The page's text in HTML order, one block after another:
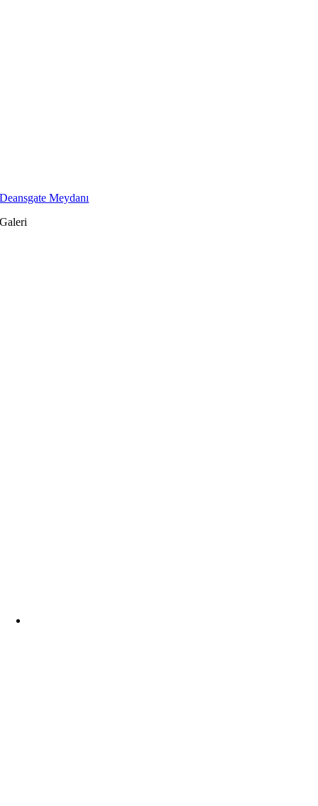
Deansgate Meydanı
Galeri